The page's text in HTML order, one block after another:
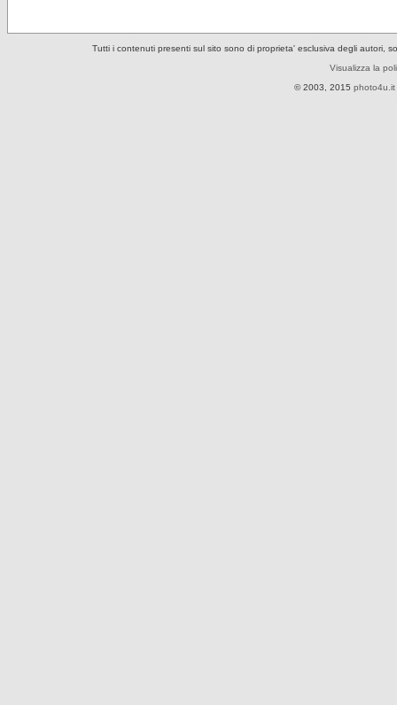
Tutti i contenuti presenti sul sito sono di proprieta' esclusiva degli autori,
Visualizza la
© 2003, 2015 photo4u.it